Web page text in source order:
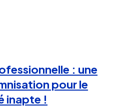
: une
pour le
inapte !